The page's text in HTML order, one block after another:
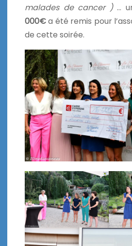
malades de cancer )…
000€a été remis pour
de cette soirée.